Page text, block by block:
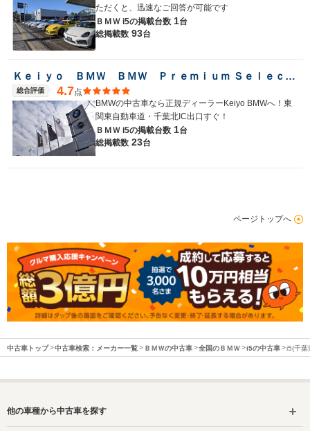
ただくと、迅速なご回答が可能です
ＢＭＷ i5の掲載台数 1台
総掲載数 93台
Ｋｅｉｙｏ ＢＭＷ ＢＭＷ Ｐｒｅｍｉｕｍ Ｓｅｌｅｃｔｉｏｎ 千葉北／（株）モトーレンレピオ
総合評価 4.7点
BMWの中古車なら正規ディーラーKeiyo BMWへ！東
関東自動車道・千葉北IC出口すぐ！
ＢＭＷ i5の掲載台数 1台
総掲載数 23台
ページトップへ
中古車トップ 中古車検索：メーカー一覧 ＢＭＷの中古車 全国のＢＭＷ i5の中古車 i5(千葉
他の車種から中古車を探す